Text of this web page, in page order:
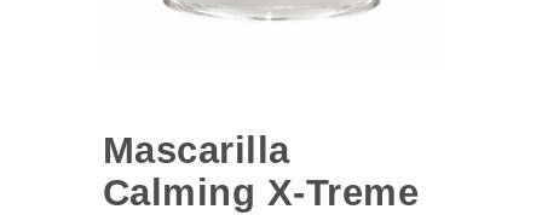
Mascarilla
Calming X-Treme